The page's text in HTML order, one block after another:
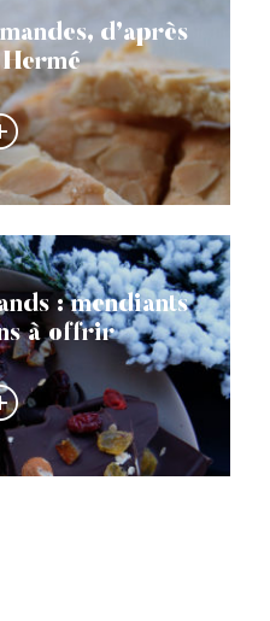
d’après
: mendiants
à offrir